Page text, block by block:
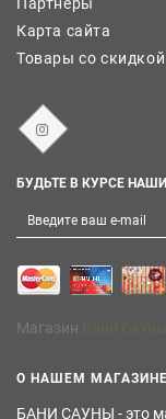
Карта сайта
Товары со скидкой
БУДЬТЕ В КУРСЕ
Магазин
О НАШЕМ МАГАЗИНЕ
БАНИ САУНЫ - это